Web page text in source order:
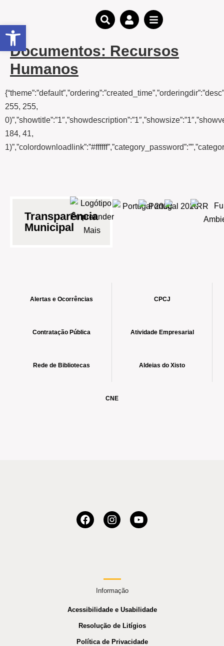
Documentos: Recursos
Humanos
255, 255,
184, 41,
Transparência
Municipal
Alertas e Ocorrências CPCJ
Contratação Pública Atividade Empresarial
Rede de Bibliotecas Aldeias do Xisto
CNE
Informação
Acessibilidade e Usabilidade
Resolução de Litígios
Política de Privacidade
Open toolbar